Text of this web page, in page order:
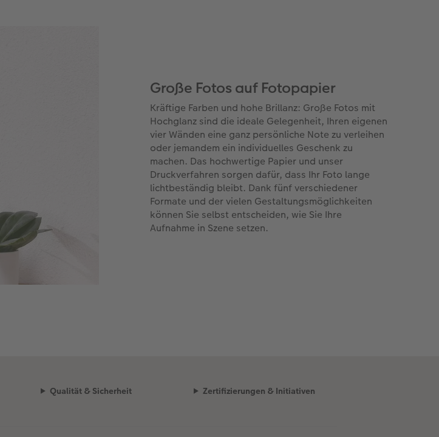
Große Fotos auf Fotopapier
Kräftige Farben und hohe Brillanz: Große Fotos mit
Hochglanz sind die ideale Gelegenheit, Ihren eigenen
vier Wänden eine ganz persönliche Note zu verleihen
oder jemandem ein individuelles Geschenk zu
machen. Das hochwertige Papier und unser
Druckverfahren sorgen dafür, dass Ihr Foto lange
lichtbeständig bleibt. Dank fünf verschiedener
Formate und der vielen Gestaltungsmöglichkeiten
können Sie selbst entscheiden, wie Sie Ihre
Aufnahme in Szene setzen.
Qualität & Sicherheit Zertifizierungen & Initiativen